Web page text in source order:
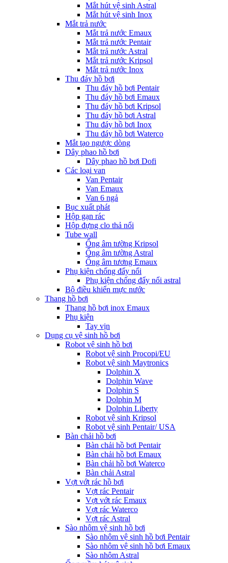
Mắt hút vệ sinh Astral
Mắt hút vệ sinh Inox
Mắt trả nước
Mắt trả nước Emaux
Mắt trả nước Pentair
Mắt trả nước Astral
Mắt trả nước Kripsol
Mắt trả nước Inox
Thu đáy hồ bơi
Thu đáy hồ bơi Pentair
Thu đáy hồ bơi Emaux
Thu đáy hồ bơi Kripsol
Thu đáy hồ bơi Astral
Thu đáy hồ bơi Inox
Thu đáy hồ bơi Waterco
Mắt tạo ngược dòng
Dây phao hồ bơi
Dây phao hồ bơi Dofi
Các loại van
Van Pentair
Van Emaux
Van 6 ngả
Bục xuất phát
Hộp gạn rác
Hộp đựng clo thả nổi
Tube wall
Ống âm tường Kripsol
Ống âm tường Astral
Ống âm tương Emaux
Phụ kiện chống đẩy nổi
Phụ kiện chống đẩy nổi astral
Bộ điều khiển mực nước
Thang hồ bơi
Thang hồ bơi inox Emaux
Phụ kiện
Tay vịn
Dụng cụ vệ sinh hồ bơi
Robot vệ sinh hồ bơi
Robot vệ sinh Procopi/EU
Robot vệ sinh Maytronics
Dolphin X
Dolphin Wave
Dolphin S
Dolphin M
Dolphin Liberty
Robot vệ sinh Kripsol
Robot vệ sinh Pentair/ USA
Bàn chải hồ bơi
Bàn chải hồ bơi Pentair
Bàn chải hồ bơi Emaux
Bàn chải hồ bơi Waterco
Bàn chải Astral
Vợt vớt rác hồ bơi
Vợt rác Pentair
Vợt vớt rác Emaux
Vợt rác Waterco
Vợt rác Astral
Sào nhôm vệ sinh hồ bơi
Sào nhôm vệ sinh hồ bơi Pentair
Sào nhôm vệ sinh hồ bơi Emaux
Sào nhôm Astral